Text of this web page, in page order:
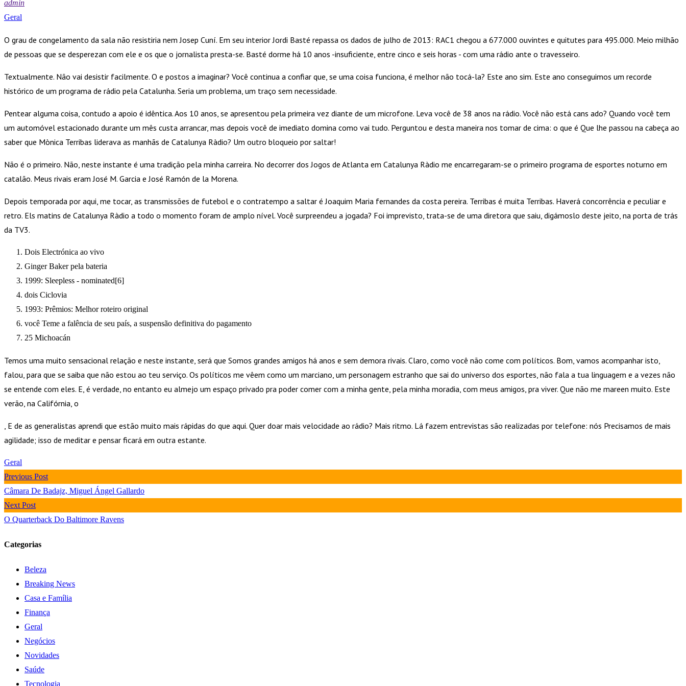
admin
Geral
O grau de congelamento da sala não resistiria nem Josep Cuní. Em seu interior Jordi Basté repassa os dados de julho de 2013: RAC1 chegou a 677.000 ouvintes e quitutes para 495.000. Meio milhão
de pessoas que se desperezan com ele e os que o jornalista presta-se. Basté dorme há 10 anos -insuficiente, entre cinco e seis horas - com uma rádio ante o travesseiro.
Textualmente. Não vai desistir facilmente. O e postos a imaginar? Você continua a confiar que, se uma coisa funciona, é melhor não tocá-la? Este ano sim. Este ano conseguimos um recorde
histórico de um programa de rádio pela Catalunha. Seria um problema, um traço sem necessidade.
Pentear alguma coisa, contudo a apoio é idêntica. Aos 10 anos, se apresentou pela primeira vez diante de um microfone. Leva você de 38 anos na rádio. Você não está cans ado? Quando você tem
um automóvel estacionado durante um mês custa arrancar, mas depois você de imediato domina como vai tudo. Perguntou e desta maneira nos tomar de cima: o que é Que lhe passou na cabeça ao
saber que Mònica Terribas liderava as manhãs de Catalunya Ràdio? Um outro bloqueio por saltar!
Não é o primeiro. Não, neste instante é uma tradição pela minha carreira. No decorrer dos Jogos de Atlanta em Catalunya Ràdio me encarregaram-se o primeiro programa de esportes noturno em
catalão. Meus rivais eram José M. Garcia e José Ramón de la Morena.
Depois temporada por aqui, me tocar, as transmissões de futebol e o contratempo a saltar é Joaquim Maria fernandes da costa pereira. Terribas é muita Terribas. Haverá concorrência e peculiar e
retro. Els matins de Catalunya Ràdio a todo o momento foram de amplo nível. Você surpreendeu a jogada? Foi imprevisto, trata-se de uma diretora que saiu, digámoslo deste jeito, na porta de trás
da TV3.
Dois Electrónica ao vivo
Ginger Baker pela bateria
1999: Sleepless - nominated[6]
dois Ciclovia
1993: Prêmios: Melhor roteiro original
você Teme a falência de seu país, a suspensão definitiva do pagamento
25 Michoacán
Temos uma muito sensacional relação e neste instante, será que Somos grandes amigos há anos e sem demora rivais. Claro, como você não come com políticos. Bom, vamos acompanhar isto,
falou, para que se saiba que não estou ao teu serviço. Os políticos me vêem como um marciano, um personagem estranho que sai do universo dos esportes, não fala a tua linguagem e a vezes não
se entende com eles. E, é verdade, no entanto eu almejo um espaço privado pra poder comer com a minha gente, pela minha moradia, com meus amigos, pra viver. Que não me mareen muito. Este
verão, na Califórnia, o
, E de as generalistas aprendi que estão muito mais rápidas do que aqui. Quer doar mais velocidade ao rádio? Mais ritmo. Lá fazem entrevistas são realizadas por telefone: nós Precisamos de mais
agilidade; isso de meditar e pensar ficará em outra estante.
Geral
Previous Post
Câmara De Badajz, Miguel Ángel Gallardo
Next Post
O Quarterback Do Baltimore Ravens
Categorias
Beleza
Breaking News
Casa e Família
Finança
Geral
Negócios
Novidades
Saúde
Tecnologia